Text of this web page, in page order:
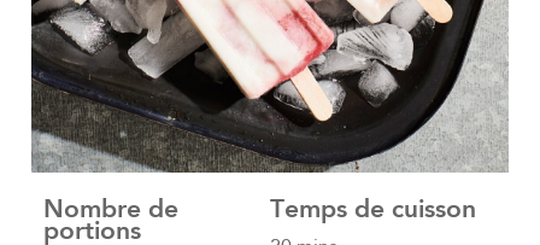
Nombre de
portions
Temps de cuisson